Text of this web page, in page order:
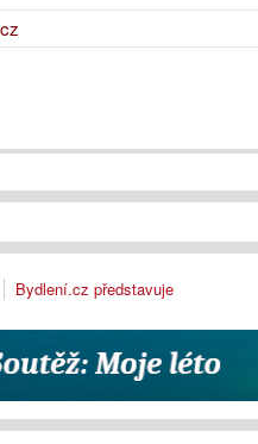
Bydlení.cz představuje